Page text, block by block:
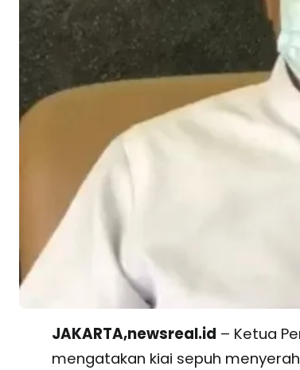
JAKARTA,newsreal.id – Ketua
mengatakan kiai sepuh